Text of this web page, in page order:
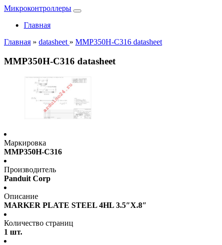
Микроконтроллеры
Главная
Главная » datasheet » MMP350H-C316 datasheet
MMP350H-C316 datasheet
Маркировка
MMP350H-C316
Производитель
Panduit Corp
Описание
MARKER PLATE STEEL 4HL 3.5″X.8″
Количество страниц
1 шт.